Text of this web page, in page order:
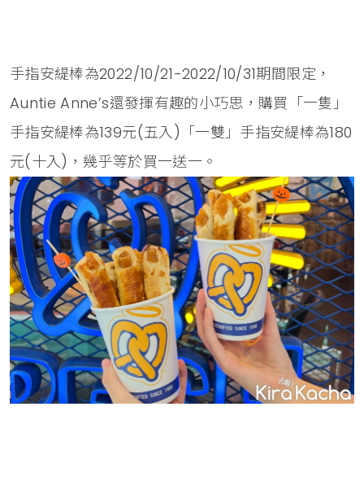
手指安緹棒為2022/10/21-2022/10/31期間限定，
Auntie Anne’s還發揮有趣的小巧思，購買「一隻」
手指安緹棒為139元(五入)「一雙」手指安緹棒為180
元(十入)，幾乎等於買一送一。